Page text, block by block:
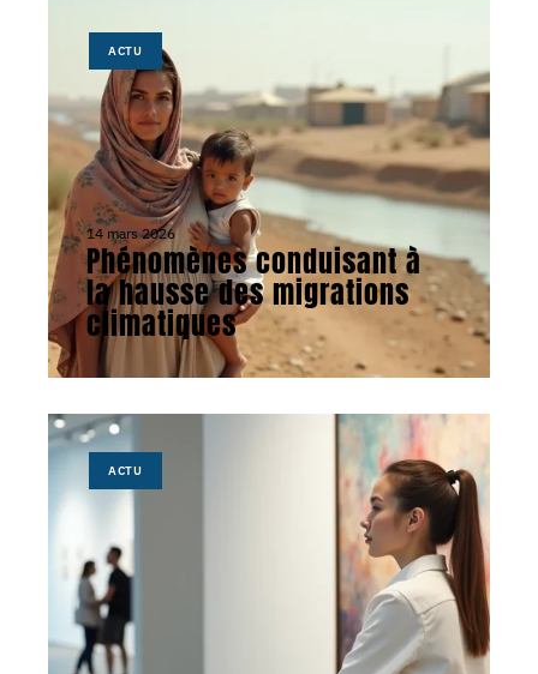
ACTU
14 mars 2026
Phénomènes conduisant à
la hausse des migrations
climatiques
ACTU